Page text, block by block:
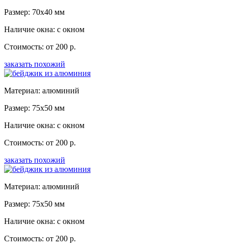
Размер: 70x40 мм
Наличие окна: с окном
Стоимость: от 200 р.
заказать похожий
Материал: алюминий
Размер: 75x50 мм
Наличие окна: с окном
Стоимость: от 200 р.
заказать похожий
Материал: алюминий
Размер: 75x50 мм
Наличие окна: с окном
Стоимость: от 200 р.